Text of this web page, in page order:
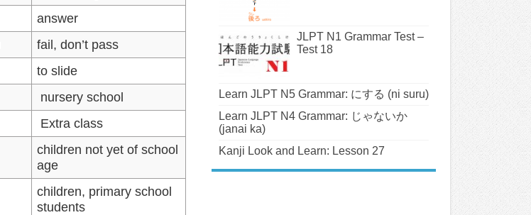
answer
fail, don’t pass
to slide
nursery school
Extra class
children not yet of school
age
children, primary school
students
JLPT N1 Grammar Test –
Test 18
Learn JLPT N5 Grammar: にする (ni suru)
Learn JLPT N4 Grammar: じゃないか
(janai ka)
Kanji Look and Learn: Lesson 27